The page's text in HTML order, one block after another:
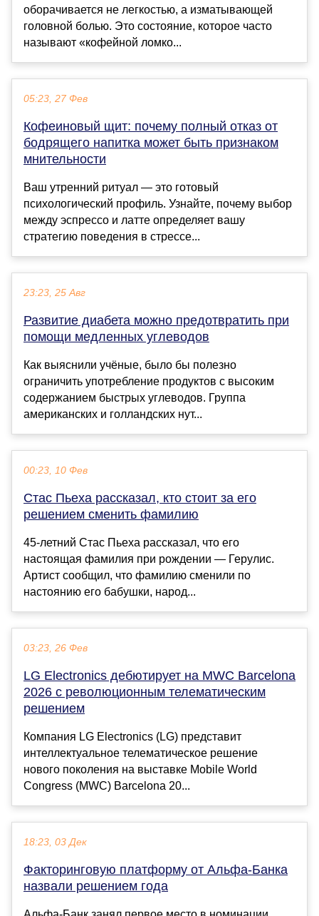
оборачивается не легкостью, а изматывающей
головной болью. Это состояние, которое часто
называют «кофейной ломко...
05:23, 27 Фев
Кофеиновый щит: почему полный отказ от
бодрящего напитка может быть признаком
мнительности
Ваш утренний ритуал — это готовый
психологический профиль. Узнайте, почему выбор
между эспрессо и латте определяет вашу
стратегию поведения в стрессе...
23:23, 25 Авг
Развитие диабета можно предотвратить при
помощи медленных углеводов
Как выяснили учёные, было бы полезно
ограничить употребление продуктов с высоким
содержанием быстрых углеводов. Группа
американских и голландских нут...
00:23, 10 Фев
Стас Пьеха рассказал, кто стоит за его
решением сменить фамилию
45-летний Стас Пьеха рассказал, что его
настоящая фамилия при рождении — Герулис.
Артист сообщил, что фамилию сменили по
настоянию его бабушки, народ...
03:23, 26 Фев
LG Electronics дебютирует на MWC Barcelona
2026 с революционным телематическим
решением
Компания LG Electronics (LG) представит
интеллектуальное телематическое решение
нового поколения на выставке Mobile World
Congress (MWC) Barcelona 20...
18:23, 03 Дек
Факторинговую платформу от Альфа-Банка
назвали решением года